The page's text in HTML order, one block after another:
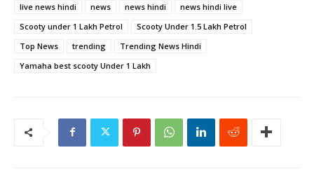
live news hindi
news news hindi
news hindi live
Scooty under 1 Lakh Petrol
Scooty Under 1.5 Lakh Petrol
Top News
trending
Trending News Hindi
Yamaha best scooty Under 1 Lakh